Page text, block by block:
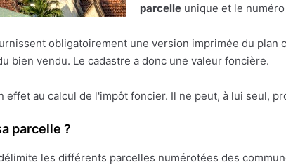
parcelle unique et le
obligatoirement une version imprimée du plan
bien vendu. Le cadastre a donc une valeur foncière.
effet au calcul de l'impôt foncier. Il ne peut, à lui seul,
parcelle ?
les différents parcelles numérotées des